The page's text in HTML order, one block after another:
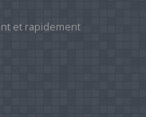
et rapidement